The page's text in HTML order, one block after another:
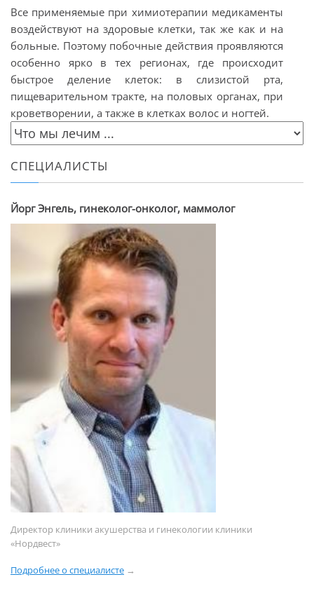
Все применяемые при химиотерапии медикаменты
воздействуют на здоровые клетки, так же как и на
больные. Поэтому побочные действия проявляются
особенно ярко в тех регионах, где происходит
быстрое деление клеток: в слизистой рта,
пищеварительном тракте, на половых органах, при
кроветворении, а также в клетках волос и ногтей.
СПЕЦИАЛИСТЫ
Йорг Энгель, гинеколог-онколог, маммолог
Директор клиники акушерства и гинекологии клиники
«Нордвест»
Подробнее о специалисте →